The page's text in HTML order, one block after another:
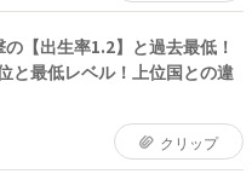
【出生率1.2】と過去最低！
と最低レベル！上位国との違
クリップ